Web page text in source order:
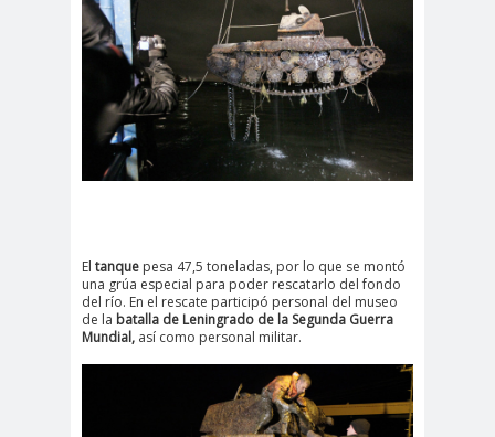
El tanque pesa 47,5 toneladas, por lo que se montó
una grúa especial para poder rescatarlo del fondo
del río. En el rescate participó personal del museo
de la batalla de Leningrado de la Segunda Guerra
Mundial, así como personal militar.